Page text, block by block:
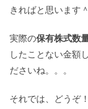
きればと思います
実際の保有株式数
したことない金額
ださいね。。。
それでは、どうぞ！